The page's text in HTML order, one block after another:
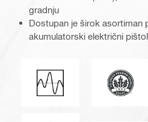
gradnju
Dostupan je širok asortiman
akumulatorski električni
Seizmičko opterećenje
Lider